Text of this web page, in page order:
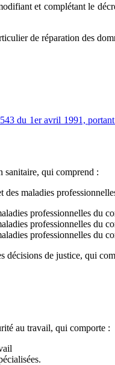
et complétant le
de réparation des
du 1er avril 1991,
qui comprend :
maladies
professionnelles du
professionnelles du
professionnelles du
décisions de justice, qui
au travail, qui comporte :